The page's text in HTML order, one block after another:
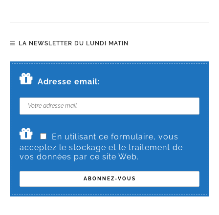
LA NEWSLETTER DU LUNDI MATIN
Adresse email:
En utilisant ce formulaire, vous
acceptez le stockage et le traitement de
vos données par ce site Web.